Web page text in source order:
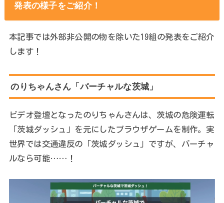
発表の様子をご紹介！
本記事では外部非公開の物を除いた19組の発表をご紹介
します！
のりちゃんさん「バーチャルな茨城」
ビデオ登壇となったのりちゃんさんは、茨城の危険運転
「茨城ダッシュ」を元にしたブラウザゲームを制作。実
世界では交通違反の「茨城ダッシュ」ですが、バーチャ
ルなら可能……！